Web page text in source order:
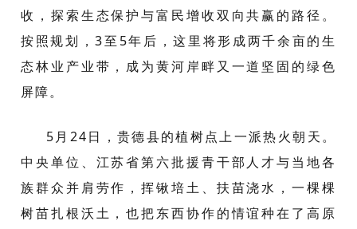
收，探索生态保护与富民增收双向共赢的路径。
按照规划，3至5年后，这里将形成两千余亩的生
态林业产业带，成为黄河岸畔又一道坚固的绿色
屏障。
5月24日，贵德县的植树点上一派热火朝天。
中央单位、江苏省第六批援青干部人才与当地各
族群众并肩劳作，挥锹培土、扶苗浇水，一棵棵
树苗扎根沃土，也把东西协作的情谊种在了高原